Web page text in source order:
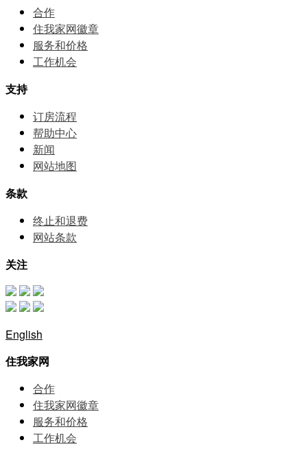
合作
住我家网徽章
服务和价格
⼯作机会
支持
订房流程
帮助中⼼
新闻
网站地图
条款
终止和退费
网站条款
关注
English
住我家网
合作
住我家网徽章
服务和价格
⼯作机会